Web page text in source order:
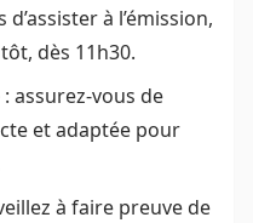
à l’émission,
dès 11h30.
assurez-vous de
et adaptée pour
à faire preuve de